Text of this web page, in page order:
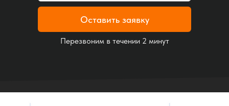
Перезвоним в течении 2 минут
Оставить заявку